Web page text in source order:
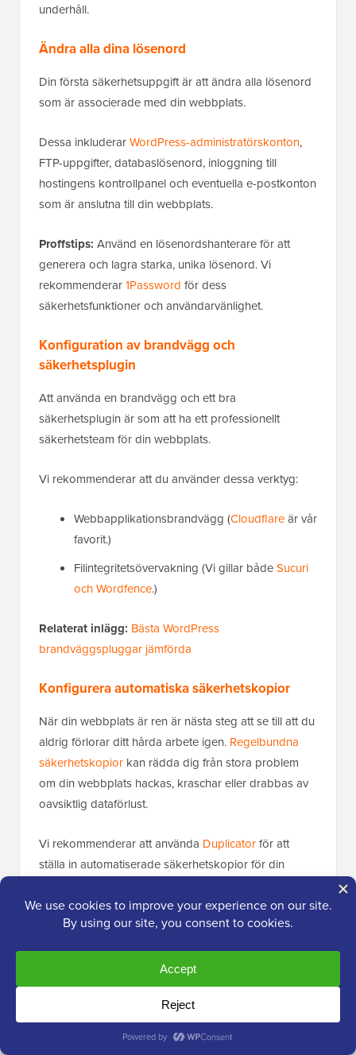
underhåll.
Ändra alla dina lösenord
Din första säkerhetsuppgift är att ändra alla lösenord
som är associerade med din webbplats.
Dessa inkluderarWordPress-administratörskonton,
FTP-uppgifter, databaslösenord, inloggning till
hostingens kontrollpanel och eventuella e-postkonton
som är anslutna till din webbplats.
Proffstips: Använd en lösenordshanterare för att
generera och lagra starka, unika lösenord. Vi
rekommenderar1Password för dess
säkerhetsfunktioner och användarvänlighet.
Konfiguration av brandvägg och
säkerhetsplugin
Att använda en brandvägg och ett bra
säkerhetsplugin är som att ha ett professionellt
säkerhetsteam för din webbplats.
Vi rekommenderar att du använder dessa verktyg:
Webbapplikationsbrandvägg (Cloudflareär vår
favorit.)
Filintegritetsövervakning (Vi gillar bådeSucuri
och Wordfence.)
Relaterat inlägg: Bästa WordPress
brandväggspluggar jämförda
Konfigurera automatiska säkerhetskopior
När din webbplats är ren är nästa steg att se till att du
aldrig förlorar ditt hårda arbete igen. Regelbundna
säkerhetskopior kan rädda dig från stora problem
om din webbplats hackas, kraschar eller drabbas av
oavsiktlig dataförlust.
Vi rekommenderar att använda Duplicatorför att
ställa in automatiserade säkerhetskopior för din
lättanvänd plugin som låter dig skapa fullständiga
säkerhetskopior och lagra dem säkert.